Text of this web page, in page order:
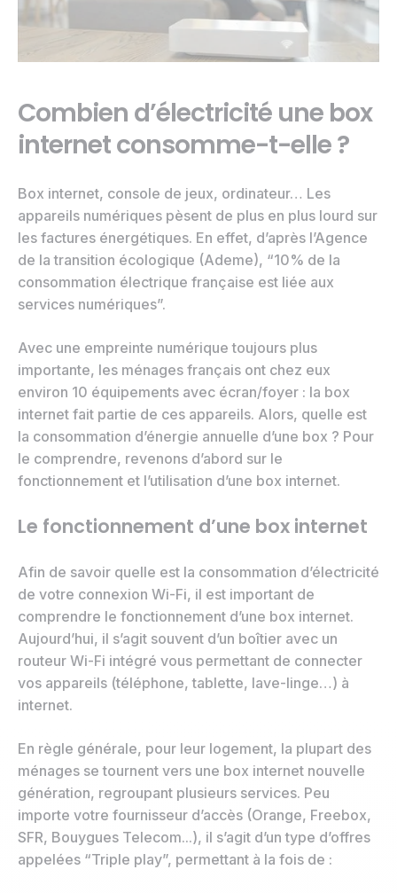
Combien d’électricité une box
internet consomme-t-elle ?
Box internet, console de jeux, ordinateur… Les
appareils numériques pèsent de plus en plus lourd sur
les factures énergétiques. En effet, d’après l’Agence
de la transition écologique (Ademe), “10% de la
consommation électrique française est liée aux
services numériques”.
Avec une empreinte numérique toujours plus
importante, les ménages français ont chez eux
environ 10 équipements avec écran/foyer : la box
internet fait partie de ces appareils. Alors, quelle est
la consommation d’énergie annuelle d’une box ? Pour
le comprendre, revenons d’abord sur le
fonctionnement et l’utilisation d’une box internet.
Le fonctionnement d’une box internet
Afin de savoir quelle est la consommation d’électricité
de votre connexion Wi-Fi, il est important de
comprendre le fonctionnement d’une box internet.
Aujourd’hui, il s’agit souvent d’un boîtier avec un
routeur Wi-Fi intégré vous permettant de connecter
vos appareils (téléphone, tablette, lave-linge…) à
internet.
En règle générale, pour leur logement, la plupart des
ménages se tournent vers une box internet nouvelle
génération, regroupant plusieurs services. Peu
importe votre fournisseur d’accès (Orange, Freebox,
SFR, Bouygues Telecom...), il s’agit d’un type d’offres
appelées “Triple play”, permettant à la fois de :